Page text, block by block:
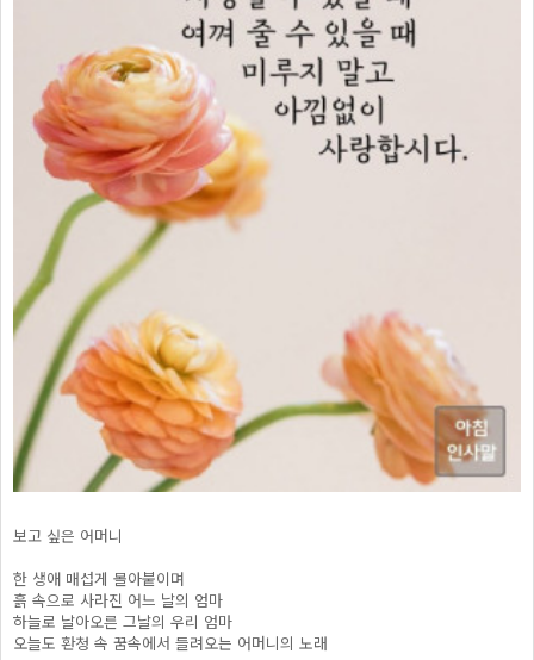
보고 싶은 어머니
한 생애 매섭게 몰아붙이며
흙 속으로 사라진 어느 날의 엄마
하늘로 날아오른 그날의 우리 엄마
오늘도 환청 속 꿈속에서 들려오는 어머니의 노래